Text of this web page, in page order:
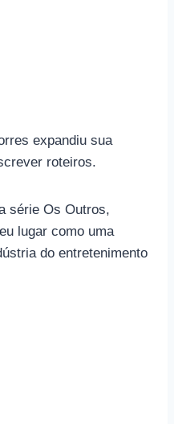
expandiu sua
roteiros.
série Os Outros,
lugar como uma
do entretenimento